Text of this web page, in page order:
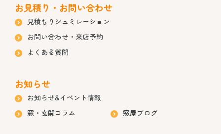
お見積り・お問い合わせ
見積もりシュミレーション
お問い合わせ・来店予約
よくある質問
お知らせ
お知らせ&イベント情報
窓・玄関コラム
窓屋ブログ